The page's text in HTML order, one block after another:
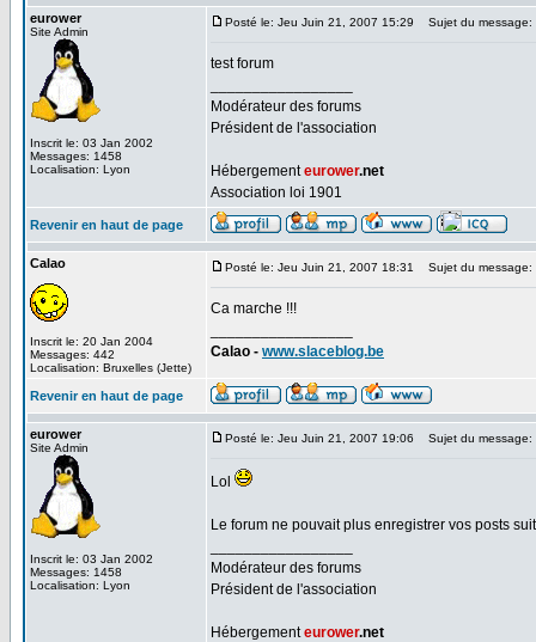
eurower
Site Admin
Inscrit le: 03 Jan 2002
Messages: 1458
Localisation: Lyon
Posté le: Jeu Juin 21, 2007 15:29 Sujet du message:
test forum
Modérateur des forums
Président de l'association
Hébergementeurower.net
Association loi 1901
Revenir en haut de page
Calao
Inscrit le: 20 Jan 2004
Messages: 442
Localisation: Bruxelles (Jette)
Posté le: Jeu Juin 21, 2007 18:31 Sujet du message:
Ca marche !!!
Calao - www.slaceblog.be
Revenir en haut de page
eurower
Site Admin
Inscrit le: 03 Jan 2002
Messages: 1458
Localisation: Lyon
Posté le: Jeu Juin 21, 2007 19:06 Sujet du message:
Lol
Le forum ne pouvait plus enregistrer vos posts
Modérateur des forums
Président de l'association
Hébergementeurower.net